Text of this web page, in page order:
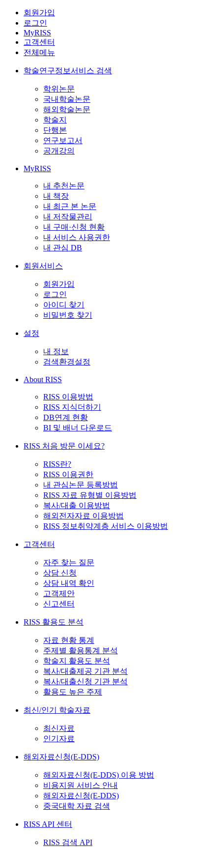
회원가입
로그인
MyRISS
고객센터
전체메뉴
학술연구정보서비스 검색
학위논문
국내학술논문
해외학술논문
학술지
단행본
연구보고서
공개강의
MyRISS
내 추천논문
내 책장
내 최근 본 논문
내 저작물관리
내 구매·신청 현황
내 서비스 사용권한
내 관심 DB
회원서비스
회원가입
로그인
아이디 찾기
비밀번호 찾기
설정
내 정보
검색환경설정
About RISS
RISS 이용방법
RISS 지식더하기
DB연계 현황
BI 및 배너 다운로드
RISS 처음 방문 이세요?
RISS란?
RISS 이용권한
내 관심논문 등록방법
RISS 자료 유형별 이용방법
복사/대출 이용방법
해외전자자료 이용방법
RISS 정보취약계층 서비스 이용방법
고객센터
자주 찾는 질문
상담 신청
상담 내역 확인
고객제안
신고센터
RISS 활용도 분석
자료 현황 통계
주제별 활용통계 분석
학술지 활용도 분석
복사/대출제공 기관 분석
복사/대출신청 기관 분석
활용도 높은 주제
최신/인기 학술자료
최신자료
인기자료
해외자료신청(E-DDS)
해외자료신청(E-DDS) 이용 방법
비용지원 서비스 안내
해외자료신청(E-DDS)
중국대학 자료 검색
RISS API 센터
RISS 검색 API